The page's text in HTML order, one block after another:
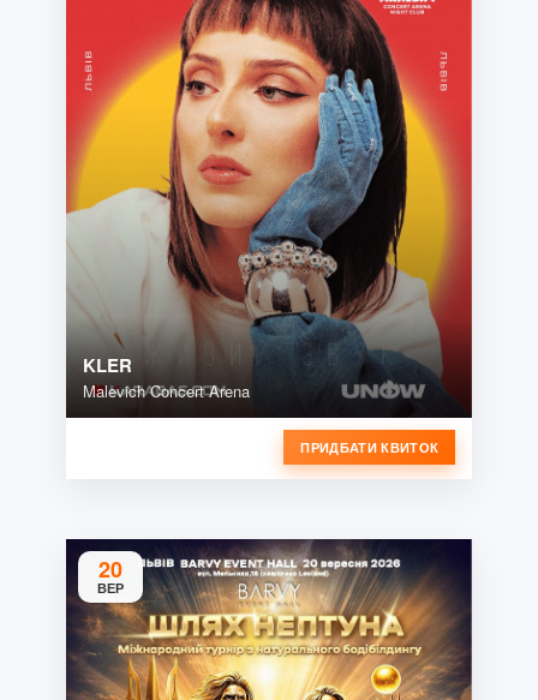
KLER
Malevich Concert Arena
ПРИДБАТИ КВИТОК
20
ВЕР